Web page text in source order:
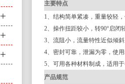
主要特点
1、结构简单紧凑，重量较轻
2、操作扭距较小，转90°启闭
3、流阻小，流量特性近似倾
4、密封可靠，泄漏为零，使
5、可用各种材料制成，适用
产品规范
ꄶ
ꄶ
ꄶ